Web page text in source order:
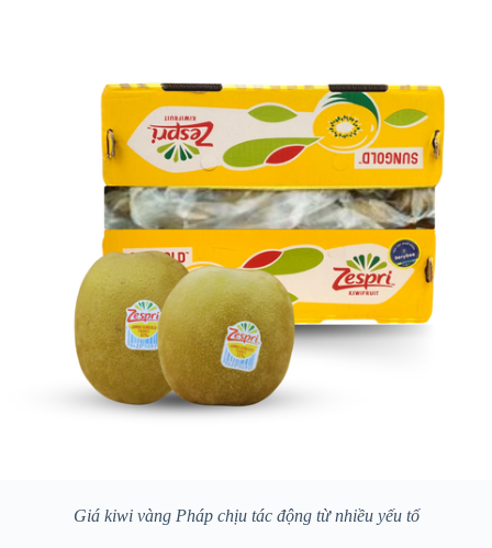
Giá kiwi vàng Pháp chịu tác động từ nhiều yếu tố